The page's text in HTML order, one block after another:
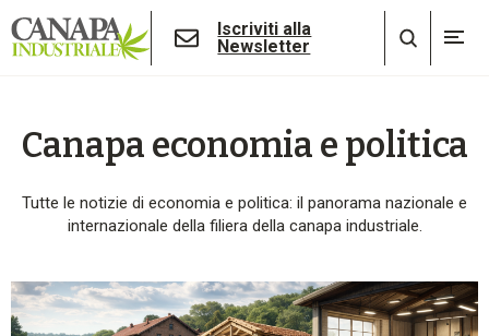
Iscriviti alla
Newsletter
Canapa economia e politica
Tutte le notizie di economia e politica: il panorama nazionale e
internazionale della filiera della canapa industriale.